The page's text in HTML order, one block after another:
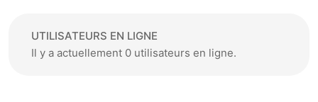
UTILISATEURS EN LIGNE
Il y a actuellement 0 utilisateurs en ligne.